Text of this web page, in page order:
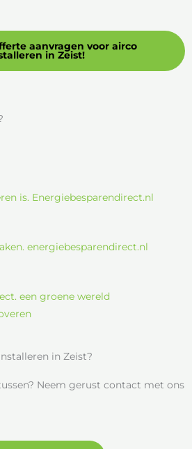
aanvragen voor airco
in Zeist!
in Zeist?
Neem gerust contact met ons